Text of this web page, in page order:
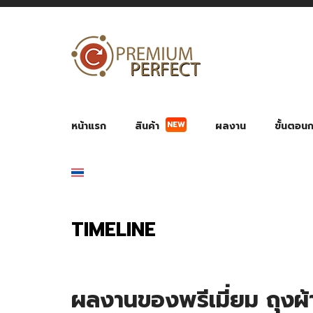
หน้าแรก สินค้า NEW ผลงาน ขั้นตอน
TIMELINE
ผลงานของพรีเมี่ยม ถุงผ้